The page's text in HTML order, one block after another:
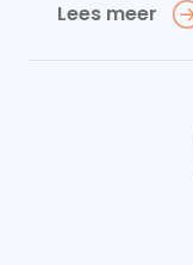
Lees meer